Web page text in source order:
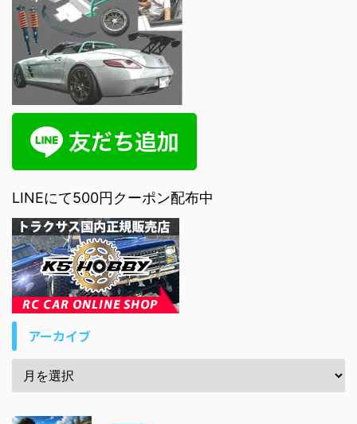
LINEにて500円クーポン配布中
アーカイブ